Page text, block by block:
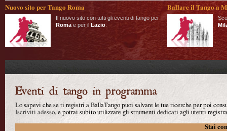
Nuovo sito per Tango Roma
Il nuovo sito con tutti gli eventi di tango per
Roma e per il Lazio
Ballare il Tango a
Lo sapevi che se ti registri a BallaTango puoi salvare le tue ricerche per poi
Iscriviti adesso, e potrai subito utilizzare gli strumenti dedicati agli utenti
Stai